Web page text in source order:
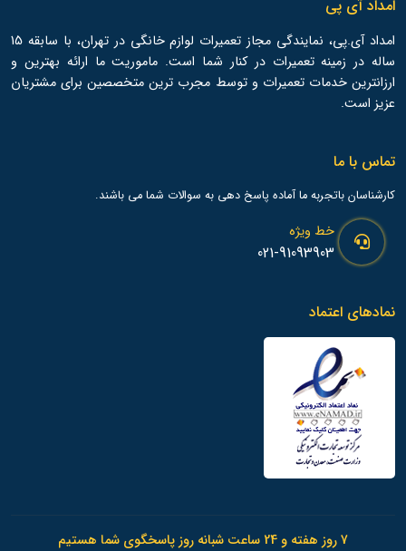
امداد آی پی
امداد آی.پی، نمایندگی مجاز تعمیرات لوازم خانگی در تهران، با سابقه 15
ساله در زمینه تعمیرات در کنار شما است. ماموریت ما ارائه بهترین و
ارزانترین خدمات تعمیرات و توسط مجرب ترین متخصصین برای مشتریان
عزیز است.
تماس با ما
کارشناسان باتجربه ما آماده پاسخ دهی به سوالات شما می باشند.
خط ویژه
021-91093903
نمادهای اعتماد
7 روز هفته و 24 ساعت شبانه روز پاسخگوی شما هستیم